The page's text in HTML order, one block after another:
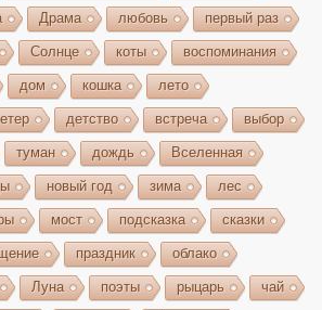
Драма любовь первый раз
Солнце коты воспоминания
дом кошка лето
детство встреча выбор
туман дождь Вселенная
новый год зима лес
мост подсказка сказки
праздник облако
Луна поэты рыцарь чай